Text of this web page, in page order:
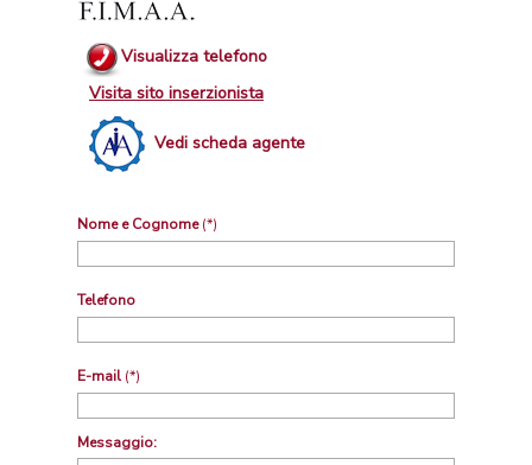
Visualizza telefono
Visita sito inserzionista
Vedi scheda agente
Nome e Cognome(*)
Telefono
E-mail (*)
Messaggio: